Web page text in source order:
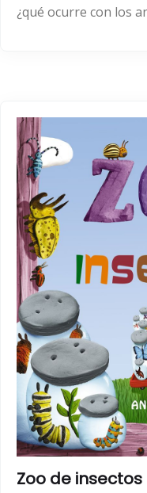
¿qué ocurre con los
Zoo de insectos